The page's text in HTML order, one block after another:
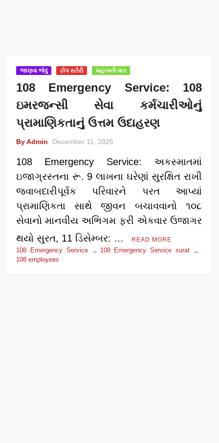
જાણવા જેવું ટોપ સ્ટોરી મહત્વની વાત
108 Emergency Service: 108
ઇમરજન્સી સેવા કર્મચારીઓનું
પ્રામાણિકતાનું ઉત્તમ ઉદાહરણ
By Admin December 11, 2025
108 Emergency Service: અકસ્માતમાં
ઇજાગ્રસ્તના રૂ. 9 લાખના ઘરેણાં સુરક્ષિત રાખી
જવાબદારીપૂર્વક પરિવારને પરત આપ્યાં
પ્રામાણિકતા સાથે જીવન બચાવવાનો ૧૦૮
સેવાનો માનવીય અભિગમ ફરી એકવાર ઉજાગર
થયો સુરત, 11 ડિસેમ્બર: …
READ MORE
108 Emergency Service
108 Emergency Service surat
108 employees